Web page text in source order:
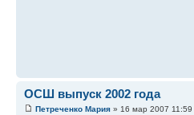
ОСШ выпуск 2002 года
Петреченко Мария » 16 мар 2007 11:59